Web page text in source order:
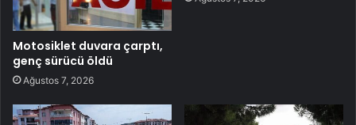
Motosiklet duvara çarptı,
genç sürücü öldü
Ağustos 7, 2026